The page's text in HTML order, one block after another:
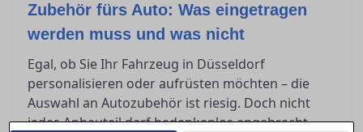
Zubehör fürs Auto: Was eingetragen
werden muss und was nicht
Egal, ob Sie Ihr Fahrzeug in Düsseldorf
personalisieren oder aufrüsten möchten – die
Auswahl an Autozubehör ist riesig. Doch nicht
jedes Anbauteil darf bedenkenlos angebracht